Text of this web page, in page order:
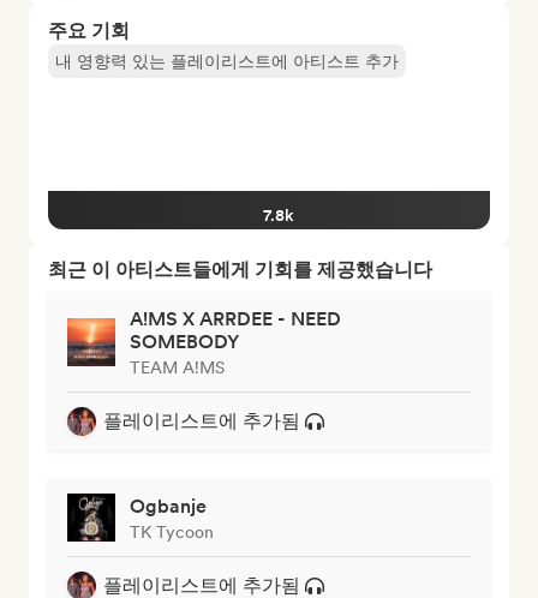
주요 기회
내 영향력 있는 플레이리스트에 아티스트 추가
7.8k
최근 이 아티스트들에게 기회를 제공했습니다
A!MS X ARRDEE - NEED
SOMEBODY
TEAM A!MS
플레이리스트에 추가됨
Ogbanje
TK Tycoon
플레이리스트에 추가됨